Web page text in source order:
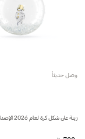
وصل حديثاً
زينة على شكل كرة لعام 2026 الإصدار السنوي